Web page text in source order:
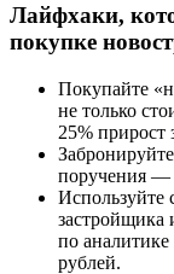
Лайфхаки,
покупке
Покупайте
не только
25% прирост
поручения —
Используйте
застройщика
по
рублей.